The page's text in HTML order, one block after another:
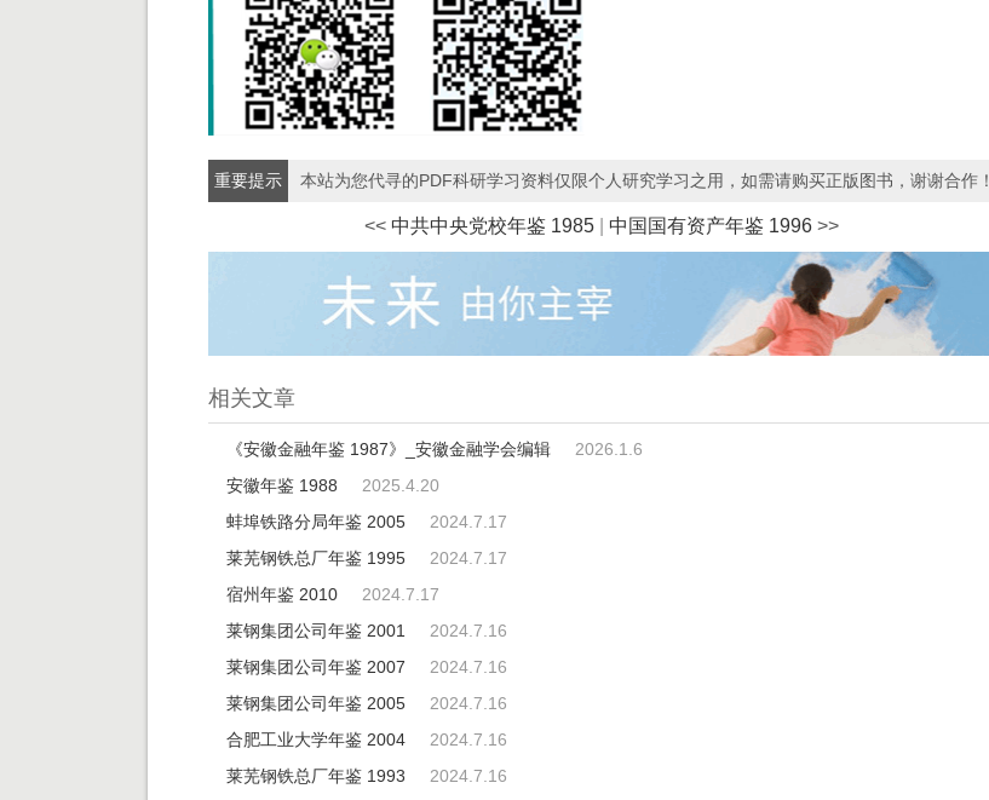
重要提示 本站为您代寻的PDF科研学习资料仅限个人研究学习之用，如需请购买正版图书，谢谢合作！
<< 中共中央党校年鉴 1985 中国国有资产年鉴 1996 >>
相关文章
《安徽金融年鉴 1987》_安徽金融学会编辑
2026.1.6
安徽年鉴 1988
2025.4.20
蚌埠铁路分局年鉴 2005
2024.7.17
莱芜钢铁总厂年鉴 1995
2024.7.17
宿州年鉴 2010
2024.7.17
莱钢集团公司年鉴 2001
2024.7.16
莱钢集团公司年鉴 2007
2024.7.16
莱钢集团公司年鉴 2005
2024.7.16
合肥工业大学年鉴 2004
2024.7.16
莱芜钢铁总厂年鉴 1993
2024.7.16